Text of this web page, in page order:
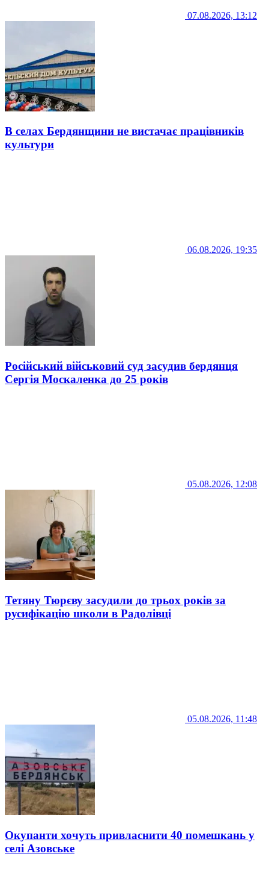
07.08.2026, 13:12
В селах Бердянщини не вистачає працівників
культури
06.08.2026, 19:35
Російський військовий суд засудив бердянця
Сергія Москаленка до 25 років
05.08.2026, 12:08
Тетяну Тюрєву засудили до трьох років за
русифікацію школи в Радолівці
05.08.2026, 11:48
Окупанти хочуть привласнити 40 помешкань у
селі Азовське